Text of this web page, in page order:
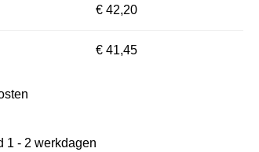
€ 42,20
€ 41,45
1 - 2 werkdagen